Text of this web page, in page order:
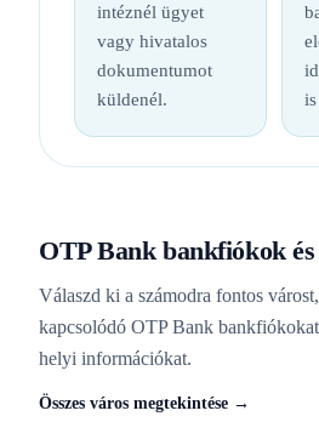
intéznél ügyet
vagy hivatalos
dokumentumot
küldenél.
OTP Bank bankfiókok
Válaszd ki a számodra fontos
kapcsolódó OTP Bank
helyi információkat.
Összes város megtekintése →